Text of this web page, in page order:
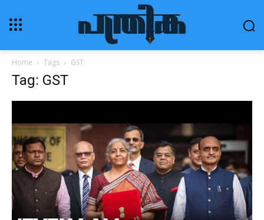
Home Tags GST
Tag: GST